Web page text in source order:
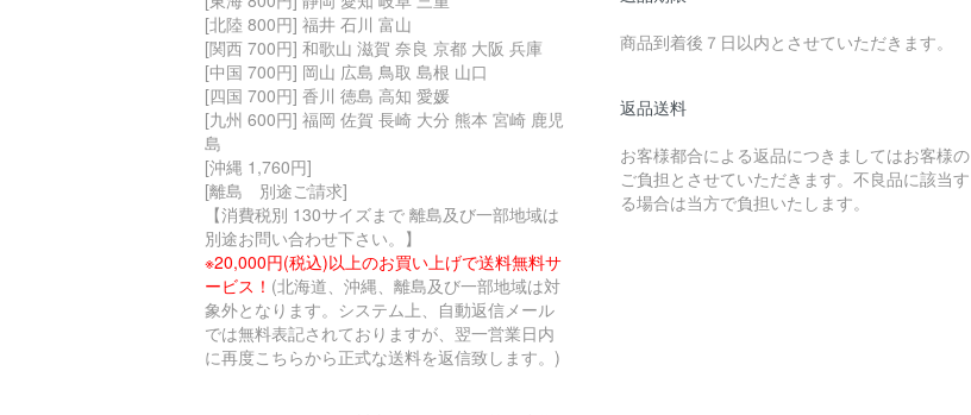
[北陸 800円] 福井 石川 富山
[関西 700円] 和歌山 滋賀 奈良 京都 大阪 兵庫
[中国 700円] 岡山 広島 鳥取 島根 山口
[四国 700円] 香川 徳島 高知 愛媛
[九州 600円] 福岡 佐賀 長崎 大分 熊本 宮崎 鹿児
島
[沖縄 1,760円]
[離島 別途ご請求]
【消費税別 130サイズまで 離島及び一部地域は
別途お問い合わせ下さい。】
※20,000円(税込)以上のお買い上げで送料無料サ
ービス！ (北海道、沖縄、離島及び一部地域は対
象外となります。システム上、自動返信メール
では無料表記されておりますが、翌一営業日内
に再度こちらから正式な送料を返信致します。)
商品到着後７日以内とさせていただきます。
返品送料
お客様都合による返品につきましてはお客様の
ご負担とさせていただきます。不良品に該当す
る場合は当方で負担いたします。